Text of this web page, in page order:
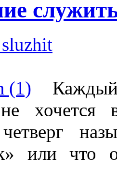
хочется
или что